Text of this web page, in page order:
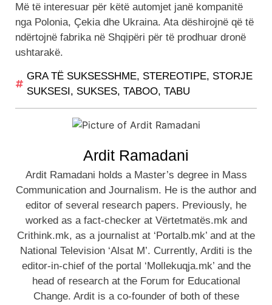
Më të interesuar për këtë automjet janë kompanitë
nga Polonia, Çekia dhe Ukraina. Ata dëshirojnë që të
ndërtojnë fabrika në Shqipëri për të prodhuar dronë
ushtarakë.
GRA TË SUKSESSHME, STEREOTIPE, STORJE
SUKSESI , SUKSES, TABOO, TABU
Ardit Ramadani
Ardit Ramadani holds a Master’s degree in Mass
Communication and Journalism. He is the author and
editor of several research papers. Previously, he
worked as a fact-checker at Vërtetmatës.mk and
Crithink.mk, as a journalist at ‘Portalb.mk’ and at the
National Television ‘Alsat M’. Currently, Arditi is the
editor-in-chief of the portal ‘Mollekuqja.mk’ and the
head of research at the Forum for Educational
Change. Ardit is a co-founder of both of these